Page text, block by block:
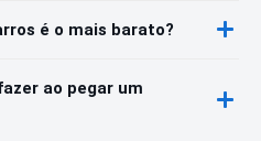
é o mais barato?
ao pegar um